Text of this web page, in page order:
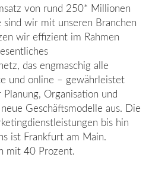
von rund 250* Millionen
wir mit unseren Branchen
wir effizient im Rahmen
das engmaschig alle
und online – gewährleistet
Organisation und
Geschäftsmodelle aus. Die
bis hin
ist Frankfurt am Main.
mit 40 Prozent.